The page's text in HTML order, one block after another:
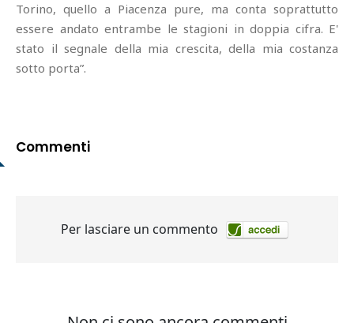
Torino, quello a Piacenza pure, ma conta soprattutto
essere andato entrambe le stagioni in doppia cifra. E'
stato il segnale della mia crescita, della mia costanza
sotto porta”.
Commenti